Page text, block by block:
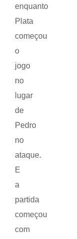
enquanto
Plata
começou
o
jogo
no
lugar
de
Pedro
no
ataque.
E
a
partida
começou
com